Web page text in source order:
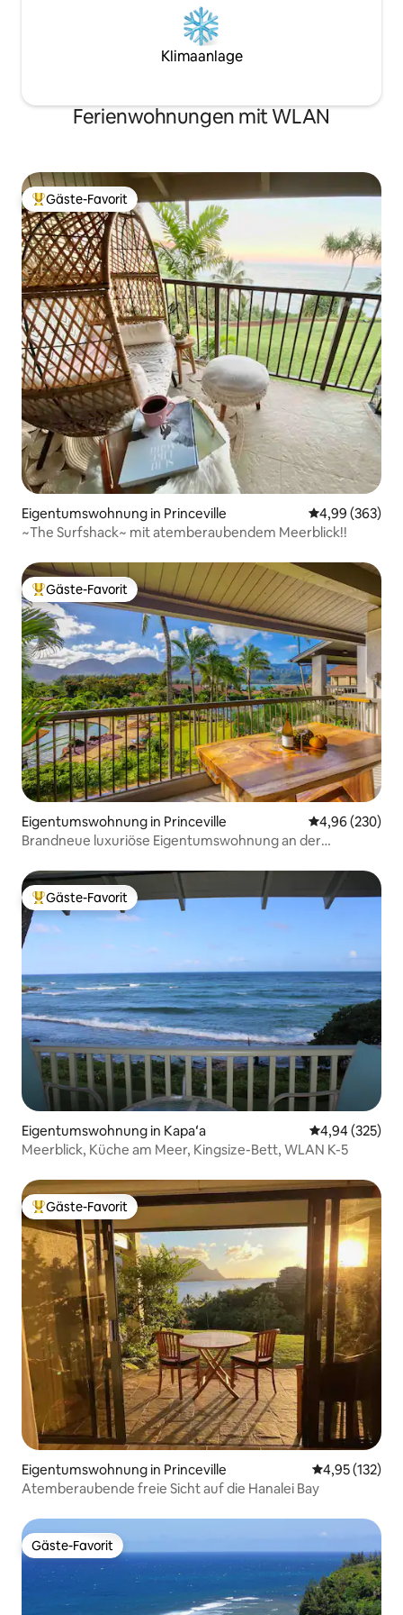
Klimaanlage
Ferienwohnungen mit WLAN
Beliebter Gäste-Favorit.
Gäste-Favorit
Eigentumswohnung in Princeville
4,99 (363)
~The Surfshack~ mit atemberaubendem Meerblick!!
Beliebter Gäste-Favorit.
Gäste-Favorit
Eigentumswohnung in Princeville
4,96 (230)
Brandneue luxuriöse Eigentumswohnung an der
Beliebter Gäste-Favorit.
Gäste-Favorit
Eigentumswohnung in Kapaʻa
4,94 (325)
Meerblick, Küche am Meer, Kingsize-Bett, WLAN K-5
Beliebter Gäste-Favorit.
Gäste-Favorit
Eigentumswohnung in Princeville
4,95 (132)
Atemberaubende freie Sicht auf die Hanalei Bay
Gäste-Favorit
Gäste-Favorit